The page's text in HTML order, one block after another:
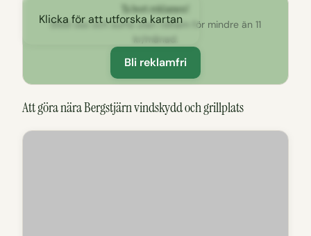
Klicka för att utforska kartan
Ta bort reklamen!
Stöd oss och surfa utan reklam för mindre än 11
kr/månad.
Bli reklamfri
Att göra nära Bergstjärn vindskydd och grillplats